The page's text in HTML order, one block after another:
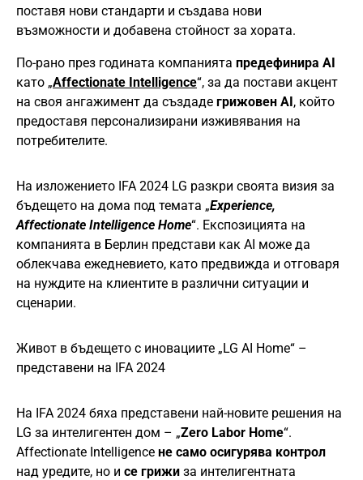
поставя нови стандарти и създава нови
възможности и добавена стойност за хората.
По-рано през годината компанията предефинира AI
като „Affectionate Intelligence“, за да постави акцент
на своя ангажимент да създаде грижовен AI, който
предоставя персонализирани изживявания на
потребителите.
На изложението IFA 2024 LG разкри своята визия за
бъдещето на дома под темата „Experience,
Affectionate Intelligence Home“. Експозицията на
компанията в Берлин представи как AI може да
облекчава ежедневието, като предвижда и отговаря
на нуждите на клиентите в различни ситуации и
сценарии.
Живот в бъдещето с иновациите „LG AI Home“ –
представени на IFA 2024
На IFA 2024 бяха представени най-новите решения на
LG за интелигентен дом – „Zero Labor Home“.
Affectionate Intelligence не само осигурява контрол
над уредите, но и се грижи за интелигентната